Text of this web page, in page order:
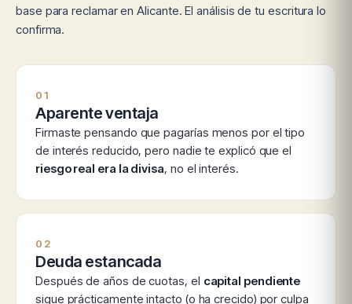
base para reclamar en Alicante. El análisis de tu escritura lo
confirma.
01
Aparente ventaja
Firmaste pensando que pagarías menos por el tipo
de interés reducido, pero nadie te explicó que el
riesgo real era la divisa, no el interés.
02
Deuda estancada
Después de años de cuotas, el capital pendiente
sigue prácticamente intacto (o ha crecido) por culpa